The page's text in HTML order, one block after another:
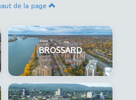
de la page
BROSSARD